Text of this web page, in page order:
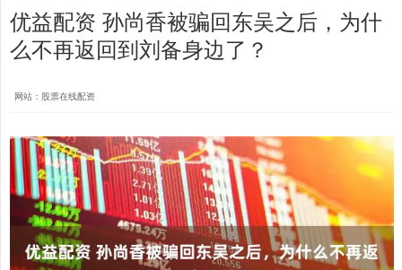
优益配资 孙尚香被骗回东吴之后，为什
么不再返回到刘备身边了？
网站：股票在线配资